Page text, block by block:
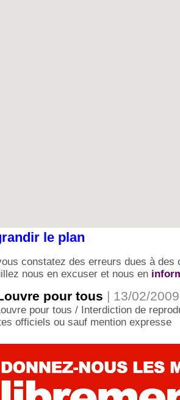
le plan
constatez des erreurs dues à des
nous en excuser et nous en
pour tous | 13/02/
pour tous / Interdiction de
officiels ou sauf mention expresse